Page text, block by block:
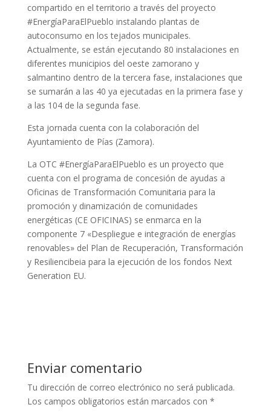
compartido en el territorio a través del proyecto
#EnergíaParaElPueblo instalando plantas de
autoconsumo en los tejados municipales.
Actualmente, se están ejecutando 80 instalaciones en
diferentes municipios del oeste zamorano y
salmantino dentro de la tercera fase, instalaciones que
se sumarán a las 40 ya ejecutadas en la primera fase y
a las 104 de la segunda fase.
Esta jornada cuenta con la colaboración del
Ayuntamiento de Pías (Zamora).
La OTC #EnergíaParaElPueblo es un proyecto que
cuenta con el programa de concesión de ayudas a
Oficinas de Transformación Comunitaria para la
promoción y dinamización de comunidades
energéticas (CE OFICINAS) se enmarca en la
componente 7 «Despliegue e integración de energías
renovables» del Plan de Recuperación, Transformación
y Resiliencibeia para la ejecución de los fondos Next
Generation EU.
Enviar comentario
Tu dirección de correo electrónico no será publicada.
Los campos obligatorios están marcados con *